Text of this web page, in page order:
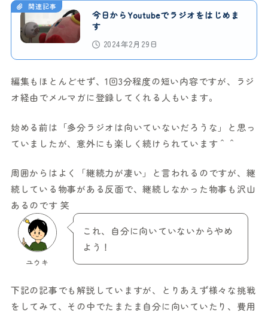
関連記事
今日からYoutubeでラジオをはじめま
す
2024年2月29日
編集もほとんどせず、1回3分程度の短い内容ですが、ラジ
オ経由でメルマガに登録してくれる人もいます。
始める前は「多分ラジオは向いていないだろうな」と思っ
ていましたが、意外にも楽しく続けられています＾＾
周囲からはよく「継続力が凄い」と言われるのですが、継
続している物事がある反面で、継続しなかった物事も沢山
あるのです 笑
ユウキ
これ、自分に向いていないからやめ
よう！
下記の記事でも解説していますが、とりあえず様々な挑戦
をしてみて、その中でたまたま自分に向いていたり、費用